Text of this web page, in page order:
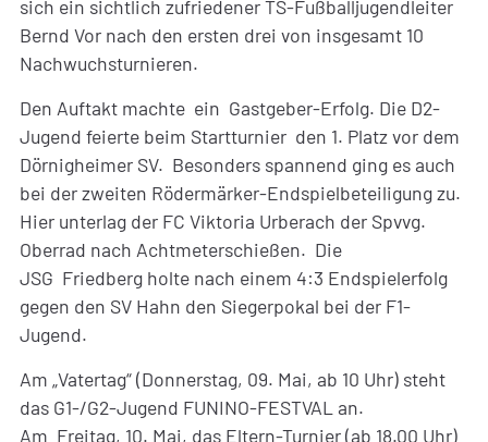
sich ein sichtlich zufriedener TS-Fußballjugendleiter
Bernd Vor nach den ersten drei von insgesamt 10
Nachwuchsturnieren.
Den Auftakt machte ein Gastgeber-Erfolg. Die D2-
Jugend feierte beim Startturnier den 1. Platz vor dem
Dörnigheimer SV. Besonders spannend ging es auch
bei der zweiten Rödermärker-Endspielbeteiligung zu.
Hier unterlag der FC Viktoria Urberach der Spvvg.
Oberrad nach Achtmeterschießen. Die
JSG Friedberg holte nach einem 4:3 Endspielerfolg
gegen den SV Hahn den Siegerpokal bei der F1-
Jugend.
Am „Vatertag“ (Donnerstag, 09. Mai, ab 10 Uhr) steht
das G1-/G2-Jugend FUNINO-FESTVAL an.
Am Freitag, 10. Mai, das Eltern-Turnier (ab 18.00 Uhr)